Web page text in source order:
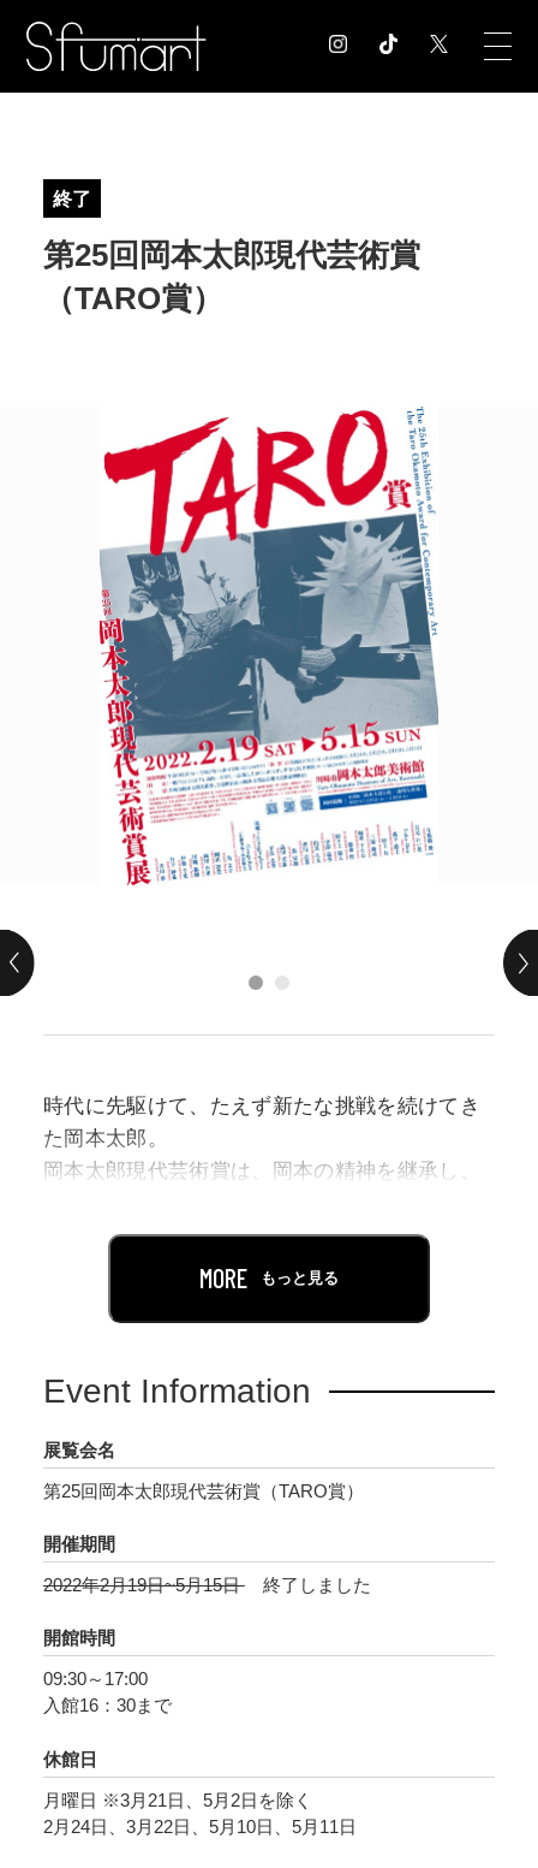
EXHIBITION 展覧会情報
MUSEUM
CONTACT お問合せ
POLICY COMPANY
終了
第25回岡本太郎現代芸術賞
（TARO賞）
時代に先駆けて、たえず新たな挑戦を続けてき
た岡本太郎。
岡本太郎現代芸術賞は、岡本の精神を継承し、
ジを突きつける作家を顕彰するべく設立されま
今年で25回目を迎える本賞では、578点の応募が
果たしました。
欲的な作品をご覧ください。
MORE もっと見る
Event Information
展覧会名
第25回岡本太郎現代芸術賞（TARO賞）
開催期間
2022年2月19日~5月15日
終了しました
開館時間
09:30～17:00
入館16：30まで
休館日
月曜日 ※3月21日、5月2日を除く
2月24日、3月22日、5月10日、5月11日